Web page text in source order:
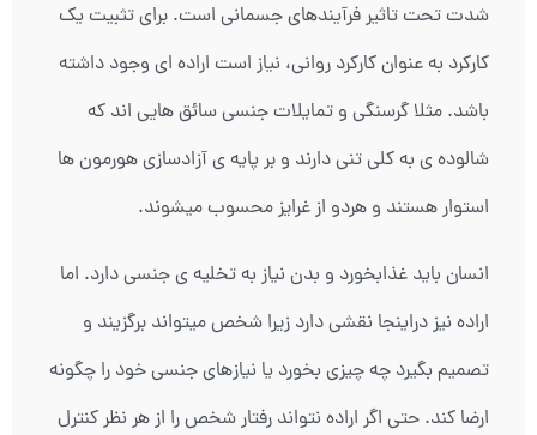
شدت تحت تاثیر فرآیندهای جسمانی است. برای تثبیت یک
کارکرد به عنوان کارکرد روانی، نیاز است اراده ای وجود داشته
باشد. مثلا گرسنگی و تمایلات جنسی سائق هایی اند که
شالوده ی به کلی تنی دارند و بر پایه ی آزادسازی هورمون ها
استوار هستند و هردو از غرایز محسوب میشوند.
انسان باید غذابخورد و بدن نیاز به تخلیه ی جنسی دارد. اما
اراده نیز دراینجا نقشی دارد زیرا شخص میتواند برگزیند و
تصمیم بگیرد چه چیزی بخورد یا نیازهای جنسی خود را چگونه
ارضا کند. حتی اگر اراده نتواند رفتار شخص را از هر نظر کنترل